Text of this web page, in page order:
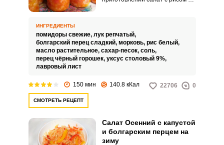
качестве закуски или
использовать для
приготовления, например,
ленивых голубцов, добавив
мясной фарш.
ИНГРЕДИЕНТЫ
помидоры свежие, лук репчатый,
болгарский перец сладкий, морковь, рис белый,
масло растительное, сахар-песок, соль,
перец чёрный горошек, уксус столовый 9%,
лавровый лист
150 мин 140.8 кКал 22706 0
СМОТРЕТЬ РЕЦЕПТ
Салат Осенний с капустой
и болгарским перцем на
зиму